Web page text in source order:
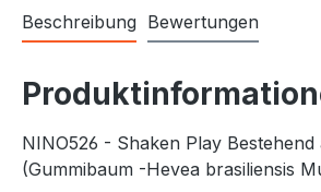
Beschreibung Bewertungen
NINO526 - Shaken Play
(Gummibaum -Hevea brasiliensis